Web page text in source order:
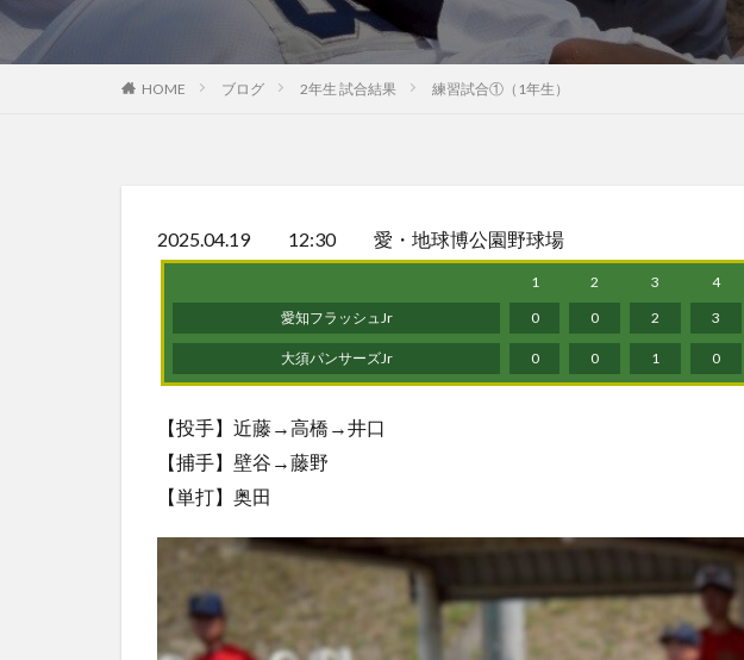
HOME ブログ 2年生 試合結果 練習試合①（1年生）
2025.04.19 12:30 愛・地球博公園野球場
1 2 3 4
愛知フラッシュJr
0 0 2 3
大須パンサーズJr 0 0 1 0
【投手】近藤→高橋→井口
【捕手】壁谷→藤野
【単打】奥田